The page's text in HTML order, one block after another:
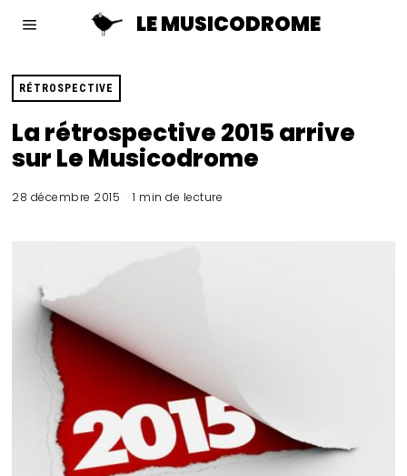
LE MUSICODROME
RÉTROSPECTIVE
La rétrospective 2015 arrive
sur Le Musicodrome
28 décembre 2015 1 min de lecture